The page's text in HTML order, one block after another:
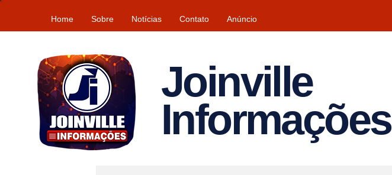
Home Sobre Notícias Contato Anúncio
Joinville
Informações